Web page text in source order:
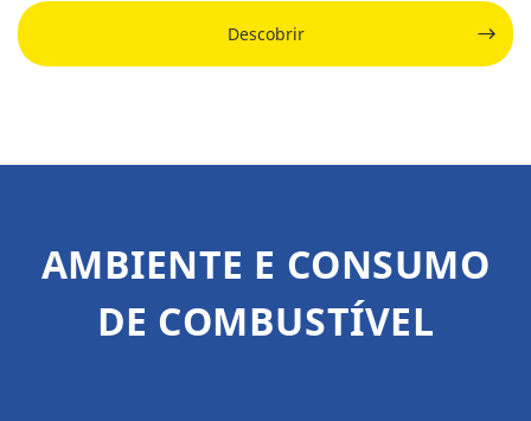
Descobrir
AMBIENTE E CONSUMO
DE COMBUSTÍVEL